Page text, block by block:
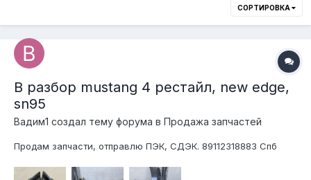
СОРТИРОВКА
В разбор mustang 4 рестайл, new edge,
sn95
Вадим1 создал тему форума в Продажа запчастей
Продам запчасти, отправлю ПЭК, СДЭК. 89112318883 Спб